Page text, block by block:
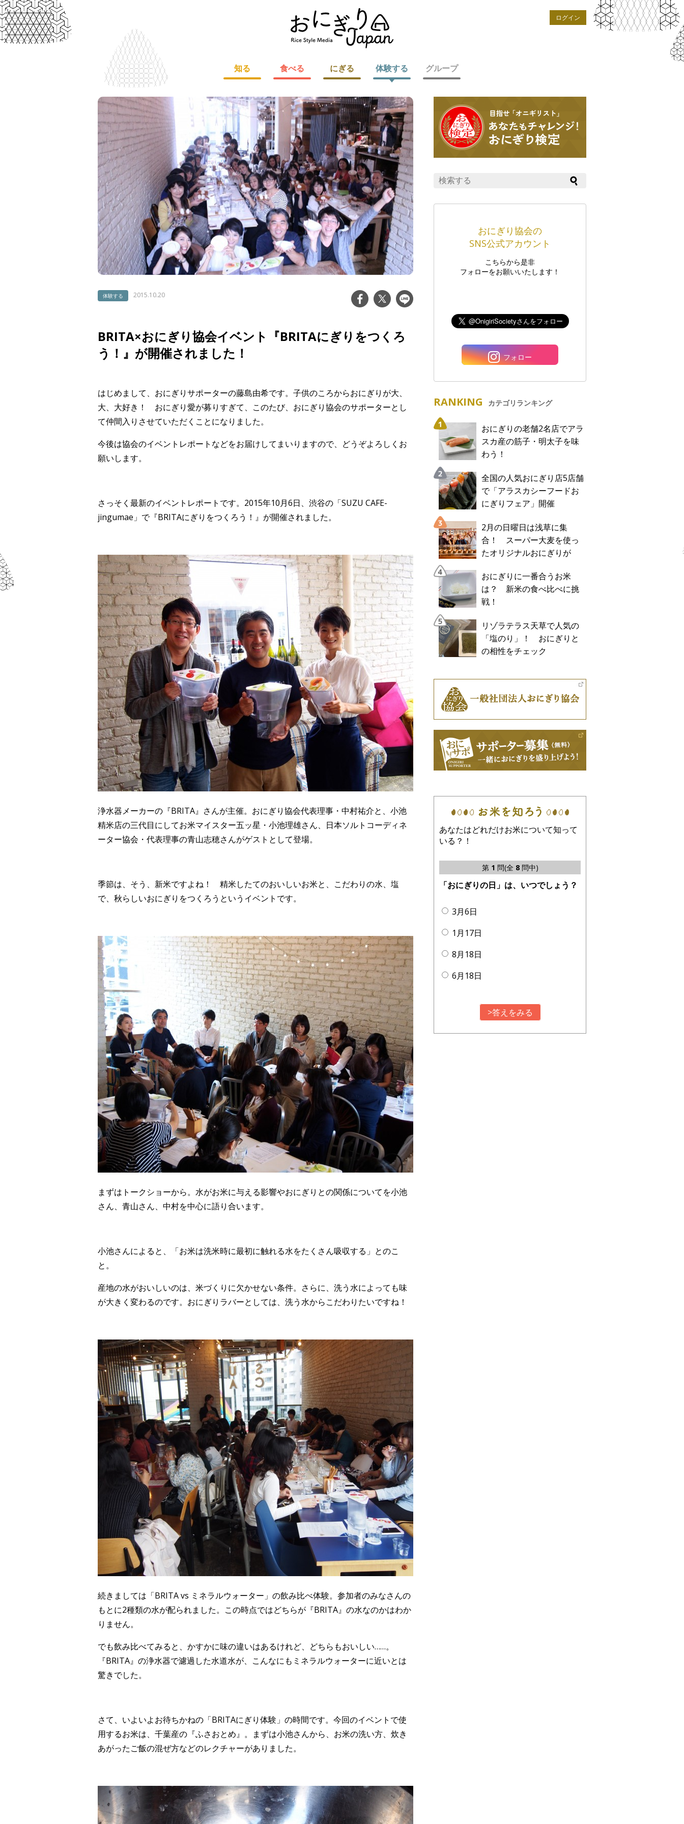
ログイン
知る 食べる にぎる 体験する グループ
体験する 2015.10.20
BRITA×おにぎり協会イベント『BRITAにぎりをつくろ
う！』が開催されました！
はじめまして、おにぎりサポーターの藤島由希です。子供のころからおにぎりが大、
大、大好き！ おにぎり愛が募りすぎて、このたび、おにぎり協会のサポーターとし
て仲間入りさせていただくことになりました。
今後は協会のイベントレポートなどをお届けしてまいりますので、どうぞよろしくお
願いします。
さっそく最新のイベントレポートです。2015年10月6日、渋谷の「SUZU CAFE-
jingumae」で『BRITAにぎりをつくろう！』が開催されました。
浄水器メーカーの『BRITA』さんが主催。おにぎり協会代表理事・中村祐介と、小池
精米店の三代目にしてお米マイスター五ッ星・小池理雄さん、日本ソルトコーディネ
ーター協会・代表理事の青山志穂さんがゲストとして登場。
季節は、そう、新米ですよね！ 精米したてのおいしいお米と、こだわりの水、塩
で、秋らしいおにぎりをつくろうというイベントです。
まずはトークショーから。水がお米に与える影響やおにぎりとの関係についてを小池
さん、青山さん、中村を中心に語り合います。
小池さんによると、「お米は洗米時に最初に触れる水をたくさん吸収する」とのこ
と。
産地の水がおいしいのは、米づくりに欠かせない条件。さらに、洗う水によっても味
が大きく変わるのです。おにぎりラバーとしては、洗う水からこだわりたいですね！
続きましては「BRITA vs ミネラルウォーター」の飲み比べ体験。参加者のみなさんの
もとに2種類の水が配られました。この時点ではどちらが『BRITA』の水なのかはわか
りません。
でも飲み比べてみると、かすかに味の違いはあるけれど、どちらもおいしい……。
『BRITA』の浄水器で濾過した水道水が、こんなにもミネラルウォーターに近いとは
驚きでした。
さて、いよいよお待ちかねの「BRITAにぎり体験」の時間です。今回のイベントで使
用するお米は、千葉産の『ふさおとめ』。まずは小池さんから、お米の洗い方、炊き
あがったご飯の混ぜ方などのレクチャーがありました。
おにぎり協会の
SNS公式アカウント
こちらから是非
フォローをお願いいたします！
フォロー
RANKING カテゴリランキング
おにぎりの老舗2名店でアラ
スカ産の筋子・明太子を味
わう！
全国の人気おにぎり店5店舗
で「アラスカシーフードお
にぎりフェア」開催
2月の日曜日は浅草に集
合！ スーパー大麦を使っ
たオリジナルおにぎりが
間限定で登場！
おにぎりに一番合うお米
は？ 新米の食べ比べに挑
戦！
リゾラテラス天草で人気の
「塩のり」！ おにぎりと
の相性をチェック
あなたはどれだけお米について知って
いる？！
第 1 問(全 8問中)
「おにぎりの日」は、いつでしょう？
3月6日
1月17日
8月18日
6月18日
>答えをみる